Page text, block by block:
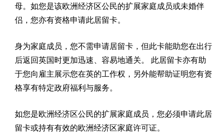
母。如您是该欧洲经济区公民的扩展家庭成员或未婚伴
侣，您亦有资格申请此居留卡。
身为家庭成员，您不需申请居留卡，但此卡能助您在出行
后返回英国时更加迅速、容易地通关。 此居留卡亦有助
于您向雇主展示您在英的工作权，另外能帮助证明您有资
格享有特定政府福利与服务。
如您是欧洲经济区公民的扩展家庭成员，您必须申请此居
留卡或持有有效的欧洲经济区家庭许可证。